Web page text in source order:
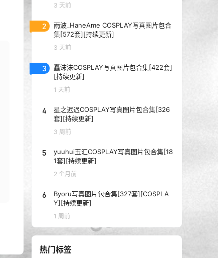
3 天前
2
雨波_HaneAme COSPLAY写真图片包合
集[572套][持续更新]
3 天前
3
蠢沫沫COSPLAY写真图片包合集[422套]
[持续更新]
1 天前
4
星之迟迟COSPLAY写真图片包合集[326
套][持续更新]
3 周前
5
yuuhui玉汇COSPLAY写真图片包合集[18
1套][持续更新]
2 个月前
6
Byoru写真图片包合集[327套][COSPLA
Y][持续更新]
1 周前
热门标签